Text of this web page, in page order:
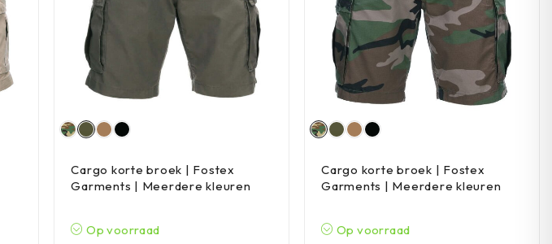
Cargo korte broek | Fostex
Garments | Meerdere kleuren
Op voorraad
Cargo korte broek | Fostex
Garments | Meerdere kleuren
Op voorraad